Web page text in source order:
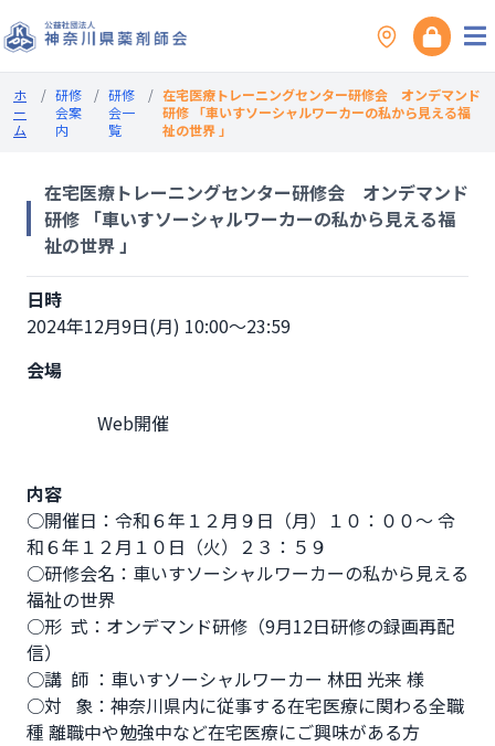
ホ
ー
ム
/ 研修
会案
内
/ 研修
会一
覧
/ 在宅医療トレーニングセンター研修会 オンデマンド
研修 「車いすソーシャルワーカーの私から見える福
祉の世界 」
在宅医療トレーニングセンター研修会 オンデマンド
研修 「車いすソーシャルワーカーの私から見える福
祉の世界 」
日時
2024年12月9日(月) 10:00～23:59
会場
内容
○開催日：令和６年１２月９日（月）１０：００～ 令
和６年１２月１０日（火）２３：５９
○研修会名：車いすソーシャルワーカーの私から見える
福祉の世界
○形  式：オンデマンド研修（9月12日研修の録画再配
信）
○講  師 ：車いすソーシャルワーカー 林田 光来 様
○対   象：神奈川県内に従事する在宅医療に関わる全職
種 離職中や勉強中など在宅医療にご興味がある方